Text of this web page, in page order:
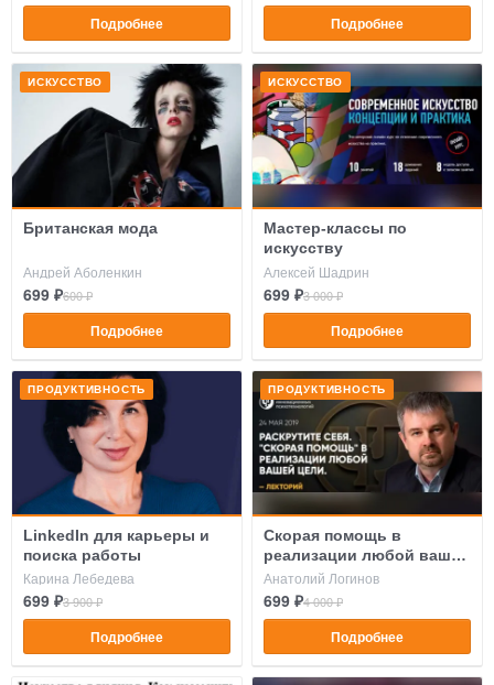
Подробнее Подробнее
ИСКУССТВО
Британская мода
Андрей Аболенкин
699 ₽600 ₽
Подробнее
ИСКУССТВО
Мастер-классы по
искусству
Алексей Шадрин
699 ₽3 000 ₽
Подробнее
ПРОДУКТИВНОСТЬ
LinkedIn для карьеры и
поиска работы
Карина Лебедева
699 ₽3 900 ₽
Подробнее
ПРОДУКТИВНОСТЬ
Скорая помощь в
реализации любой вашей
цели
Анатолий Логинов
699 ₽4 000 ₽
Подробнее